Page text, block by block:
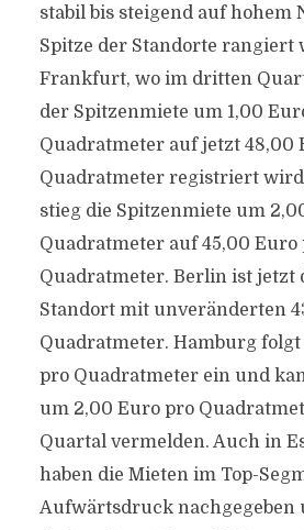
stabil bis steigend auf hohem
Spitze der Standorte rangiert
Frankfurt, wo im dritten
der Spitzenmiete um 1,00
Quadratmeter auf jetzt 48,00
Quadratmeter registriert
stieg die Spitzenmiete um
Quadratmeter auf 45,00 Euro
Quadratmeter. Berlin ist
Standort mit unveränderten
Quadratmeter. Hamburg
pro Quadratmeter ein und
um 2,00 Euro pro
Quartal vermelden. Auch in
haben die Mieten im Top-
Aufwärtsdruck nachgegeben